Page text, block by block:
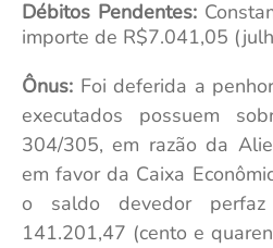
Débitos Pendentes:
importe de R$7.041,05
Ônus: Foi deferida a
executados possuem
304/305, em razão da
em favor da Caixa
o saldo devedor
141.201,47 (cento e